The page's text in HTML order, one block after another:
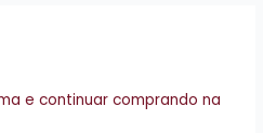
e continuar comprando na